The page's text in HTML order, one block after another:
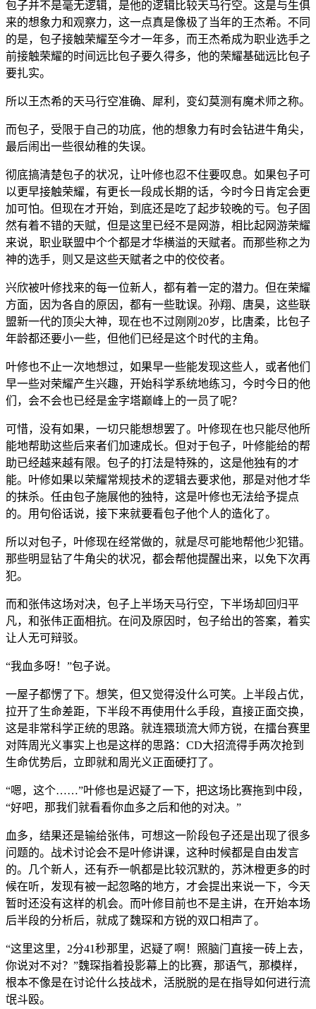
包子并不是毫无逻辑，是他的逻辑比较天马行空。这是与生俱
来的想象力和观察力，这一点真是像极了当年的王杰希。不同
的是，包子接触荣耀至今才一年多，而王杰希成为职业选手之
前接触荣耀的时间远比包子要久得多，他的荣耀基础远比包子
要扎实。
所以王杰希的天马行空准确、犀利，变幻莫测有魔术师之称。
而包子，受限于自己的功底，他的想象力有时会钻进牛角尖，
最后闹出一些很幼稚的失误。
彻底搞清楚包子的状况，让叶修也忍不住要叹息。如果包子可
以更早接触荣耀，有更长一段成长期的话，今时今日肯定会更
加可怕。但现在才开始，到底还是吃了起步较晚的亏。包子固
然有着不错的天赋，但是这里已经不是网游，相比起网游荣耀
来说，职业联盟中个个都是才华横溢的天赋者。而那些称之为
神的选手，则又是这些天赋者之中的佼佼者。
兴欣被叶修找来的每一位新人，都有着一定的潜力。但在荣耀
方面，因为各自的原因，都有一些耽误。孙翔、唐昊，这些联
盟新一代的顶尖大神，现在也不过刚刚20岁，比唐柔，比包子
年龄都还要小一些，但他们已经是这个时代的主角。
叶修也不止一次地想过，如果早一些能发现这些人，或者他们
早一些对荣耀产生兴趣，开始科学系统地练习，今时今日的他
们，会不会也已经是金字塔巅峰上的一员了呢？
可惜，没有如果，一切只能想想罢了。叶修现在也只能尽他所
能地帮助这些后来者们加速成长。但对于包子，叶修能给的帮
助已经越来越有限。包子的打法是特殊的，这是他独有的才
能。叶修如果以荣耀常规技术的逻辑去要求他，那是对他才华
的抹杀。任由包子施展他的独特，这是叶修也无法给予提点
的。用句俗话说，接下来就要看包子他个人的造化了。
所以对包子，叶修现在经常做的，就是尽可能地帮他少犯错。
那些明显钻了牛角尖的状况，都会帮他提醒出来，以免下次再
犯。
而和张伟这场对决，包子上半场天马行空，下半场却回归平
凡，和张伟正面相抗。在问及原因时，包子给出的答案，着实
让人无可辩驳。
“我血多呀！”包子说。
一屋子都愣了下。想笑，但又觉得没什么可笑。上半段占优，
拉开了生命差距，下半段不再使用什么手段，直接正面交换，
这是非常科学正统的思路。就连猥琐流大师方锐，在擂台赛里
对阵周光义事实上也是这样的思路：CD大招流得手两次抢到
生命优势后，立即就和周光义正面硬打了。
“嗯，这个……”叶修也是迟疑了一下，把这场比赛拖到中段，
“好吧，那我们就看看你血多之后和他的对决。”
血多，结果还是输给张伟，可想这一阶段包子还是出现了很多
问题的。战术讨论会不是叶修讲课，这种时候都是自由发言
的。几个新人，还有乔一帆都是比较沉默的，苏沐橙更多的时
候在听，发现有被一起忽略的地方，才会提出来说一下，今天
暂时还没有这样的机会。而叶修目前也不是主讲，在开始本场
后半段的分析后，就成了魏琛和方锐的双口相声了。
“这里这里，2分41秒那里，迟疑了啊！照脑门直接一砖上去，
你说对不对？”魏琛指着投影幕上的比赛，那语气，那模样，
根本不像是在讨论什么技战术，活脱脱的是在指导如何进行流
氓斗殴。